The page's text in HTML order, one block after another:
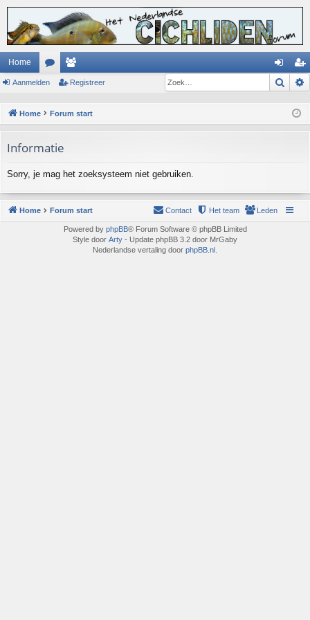
Home
or
m
s
ed an
el
eg
re
Aanmelden Registreer Zoek
Home Forum start
Informatie
Sorry, je mag het zoeksysteem niet gebruiken.
Home Forum start Leden
Het team
Contact
Powered by phpBB® Forum Software © phpBB Limited
Style door Arty - Update phpBB 3.2 door MrGaby
Nederlandse vertaling door phpBB.nl